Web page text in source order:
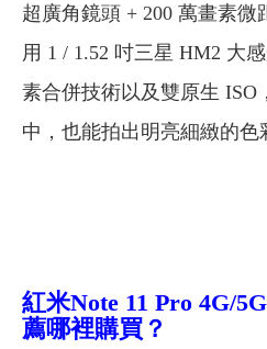
超廣角鏡頭 + 200 萬畫素
用 1 / 1.52 吋三星 HM2 大
素合併技術以及雙原生 ISO
中，也能拍出明亮細緻的色
紅米Note 11 Pro 4G/
薦哪裡購買？